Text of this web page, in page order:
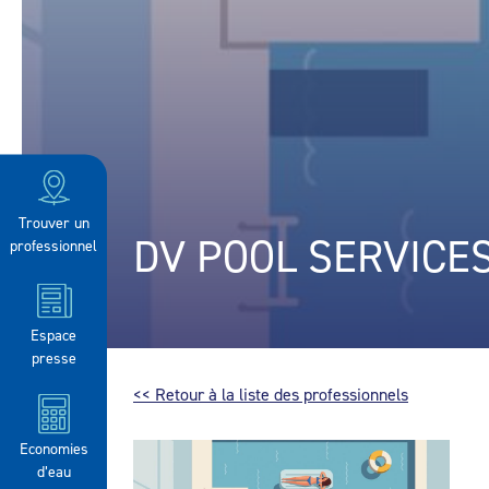
Trouver un
professionnel
Espace
presse
Economies
d’eau
DV POOL
<< Retour à la liste des professionnels